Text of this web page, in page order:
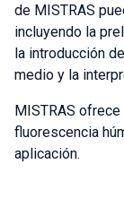
de MISTRAS
incluyendo la
la introducción
medio y la
MISTRAS
fluorescencia
aplicación.